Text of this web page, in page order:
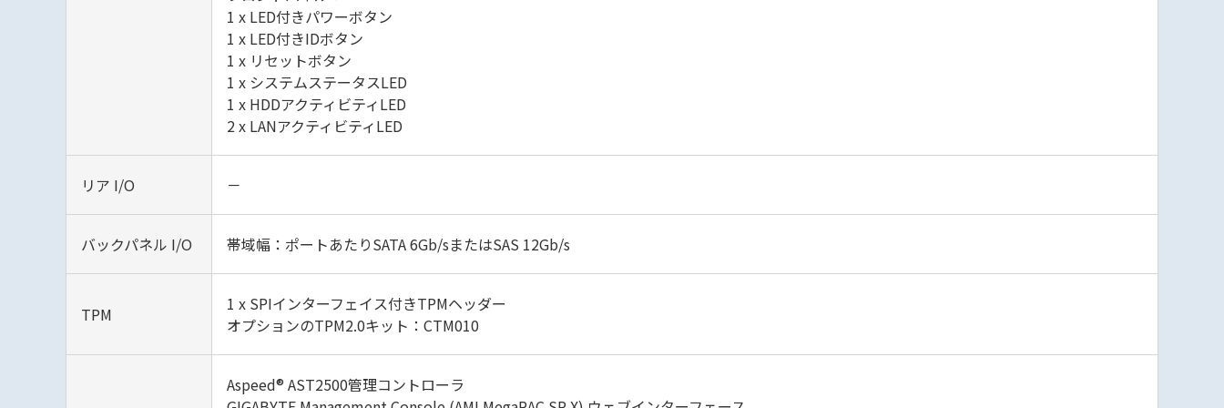
1 x LED付きパワーボタン
1 x LED付きIDボタン
1 x リセットボタン
1 x システムステータスLED
1 x HDDアクティビティLED
2 x LANアクティビティLED
リア I/O －
バックパネル I/O 帯域幅：ポートあたりSATA 6Gb/sまたはSAS 12Gb/s
TPM
1 x SPIインターフェイス付きTPMヘッダー
オプションのTPM2.0キット：CTM010
Aspeed® AST2500管理コントローラ